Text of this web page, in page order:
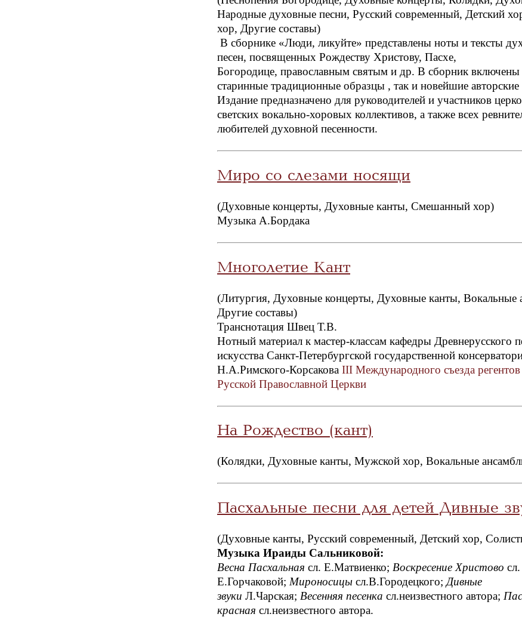
Народные духовные песни, Русский современный, Детский
хор, Другие составы)
В сборнике «Люди, ликуйте» представлены ноты и тексты
песен, посвященных Рождеству Христову, Пасхе,
Богородице, православным святым и др. В сборник включены
старинные традиционные образцы , так и новейшие авторские
Издание предназначено для руководителей и участников
светских вокально-хоровых коллективов, а также всех
любителей духовной песенности.
Миро со слезами носящи
(Духовные концерты, Духовные канты, Смешанный хор)
Музыка А.Бордака
Многолетие Кант
(Литургия, Духовные концерты, Духовные канты, Вокальные
Другие составы)
Транснотация Швец Т.В.
Нотный материал к мастер-классам кафедры Древнерусского
искусства Санкт-Петербургской государственной
Н.А.Римского-Корсакова III Международного съезда
Русской Православной Церкви
На Рождество (кант)
(Колядки, Духовные канты, Мужской хор, Вокальные
Пасхальные песни для детей Дивные
(Духовные канты, Русский современный, Детский хор,
Музыка Ираиды Сальниковой:
Весна Пасхальная сл. Е.Матвиенко; Воскресение Христово сл.
Е.Горчаковой; Мироносицы сл.В.Городецкого; Дивные
звуки Л.Чарская; Весенняя песенка сл.неизвестного автора;
красная сл.неизвестного автора.